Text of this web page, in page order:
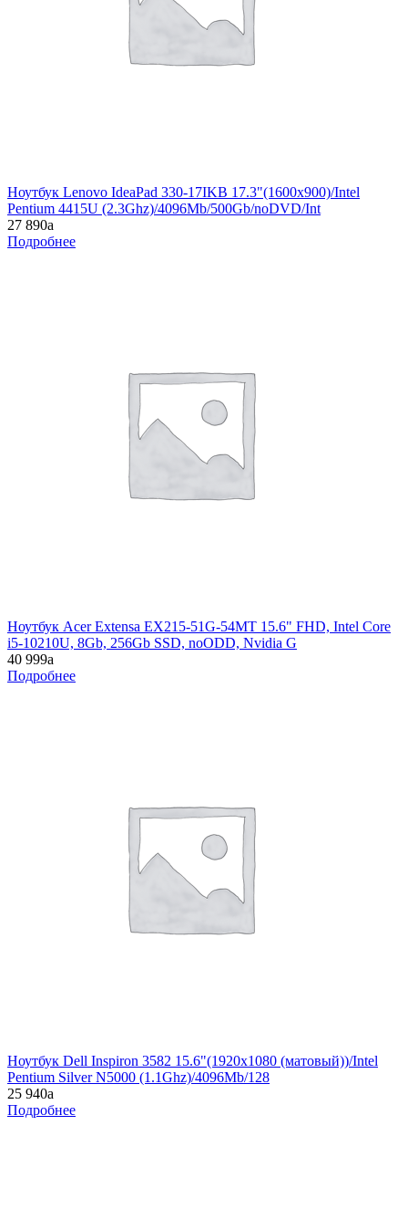
Ноутбук Lenovo IdeaPad 330-17IKB 17.3"(1600x900)/Intel
Pentium 4415U (2.3Ghz)/4096Mb/500Gb/noDVD/Int
27 890a
Подробнее
Ноутбук Acer Extensa EX215-51G-54MT 15.6" FHD, Intel Core
i5-10210U, 8Gb, 256Gb SSD, noODD, Nvidia G
40 999a
Подробнее
Ноутбук Dell Inspiron 3582 15.6"(1920x1080 (матовый))/Intel
Pentium Silver N5000 (1.1Ghz)/4096Mb/128
25 940a
Подробнее